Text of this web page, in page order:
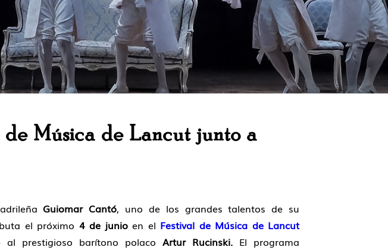
Música de Lancut junto a
Guiomar Cantó, uno de los grandes talentos de su
el próximo 4 de junioen el Festival de Música de Lancut
al prestigioso barítono polacoArtur Rucinski. El programa